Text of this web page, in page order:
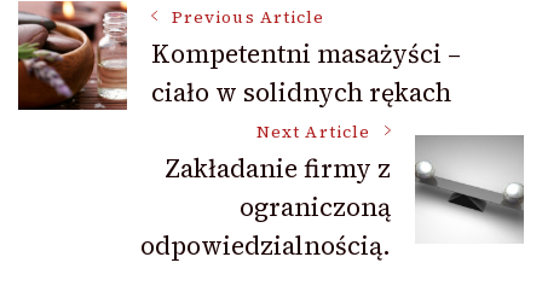
Post
Navigation
Previous Article
Kompetentni masażyści –
ciało w solidnych rękach
Next Article
Zakładanie firmy z
ograniczoną
odpowiedzialnością.